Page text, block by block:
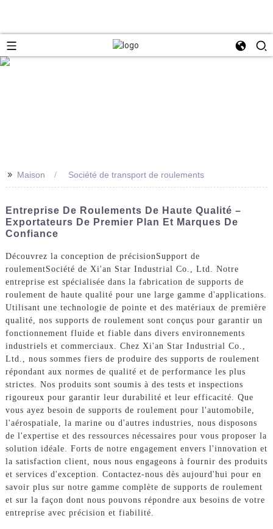
>> Maison Société de transport de roulements
Entreprise De Roulements De Haute Qualité –
Exportateurs De Premier Plan Et Marques De
Confiance
Découvrez la conception de précision Support de
roulementSociété de Xi'an Star Industrial Co., Ltd. Notre
entreprise est spécialisée dans la fabrication de supports de
roulement de haute qualité pour une large gamme d'applications.
Utilisant une technologie de pointe et des matériaux de première
qualité, nos supports de roulement sont conçus pour garantir un
fonctionnement fluide et fiable dans divers environnements
industriels et commerciaux. Chez Xi'an Star Industrial Co.,
Ltd., nous sommes fiers de produire des supports de roulement
répondant aux normes de qualité et de performance les plus
strictes. Nos produits sont soumis à des tests et inspections
rigoureux pour garantir leur durabilité et leur efficacité. Que
vous ayez besoin de supports de roulement pour l'automobile,
l'aérospatiale, la marine ou d'autres industries, nous disposons
de l'expertise et des ressources nécessaires pour vous proposer la
solution idéale. Forts de notre engagement envers l'innovation et
la satisfaction client, nous nous engageons à fournir des produits
et services d'exception. Contactez-nous dès aujourd'hui pour en
savoir plus sur notre gamme complète de supports de roulement
et sur la façon dont nous pouvons répondre aux besoins de votre
entreprise avec précision et fiabilité.